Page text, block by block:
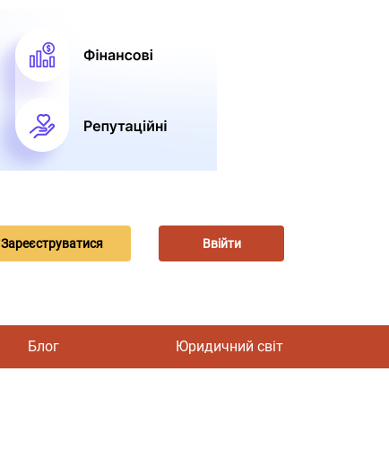
Зареєструватися Ввійти
Блог Юридичний світ